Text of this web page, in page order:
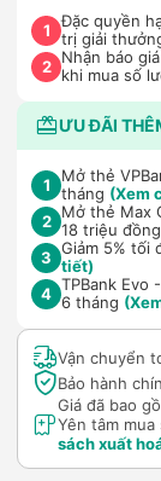
1
Đặc quyền
trị giải
2 Nhận báo
khi mua số
ƯU ĐÃI
1
Mở thẻ
tháng (Xem
2 Mở thẻ Max
18 triệu đồng
3 Giảm 5% tối
tiết)
4 TPBank Evo
6 tháng
Vận chuyển
Bảo hành
Giá đã bao
Yên tâm
sách xuất